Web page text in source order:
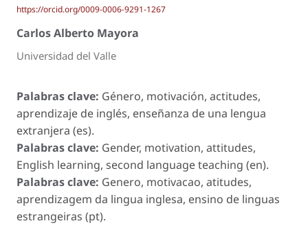
https://orcid.org/0009-0006-9291-1267
Carlos Alberto Mayora
Universidad del Valle
Palabras clave: Género, motivación, actitudes,
aprendizaje de inglés, enseñanza de una lengua
extranjera (es).
Palabras clave: Gender, motivation, attitudes,
English learning, second language teaching (en).
Palabras clave: Genero, motivacao, atitudes,
aprendizagem da lingua inglesa, ensino de linguas
estrangeiras (pt).